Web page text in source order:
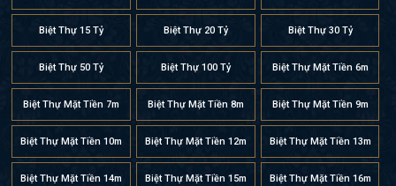
Biệt Thự 15 Tỷ Biệt Thự 20 Tỷ Biệt Thự 30 Tỷ
Biệt Thự 50 Tỷ Biệt Thự 100 Tỷ Biệt Thự Mặt Tiền 6m
Biệt Thự Mặt Tiền 7m Biệt Thự Mặt Tiền 8m Biệt Thự Mặt Tiền 9m
Biệt Thự Mặt Tiền 10m Biệt Thự Mặt Tiền 12m Biệt Thự Mặt Tiền 13m
Biệt Thự Mặt Tiền 14m Biệt Thự Mặt Tiền 15m Biệt Thự Mặt Tiền 16m